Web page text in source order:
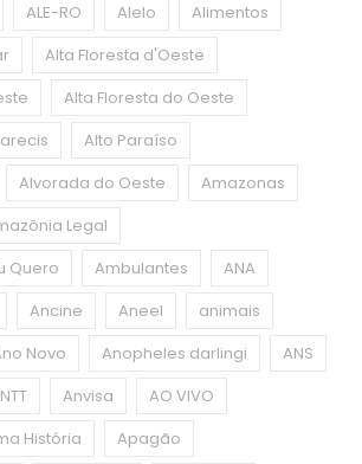
ALE-RO Alelo
Alimentos
Alta Floresta d'Oeste
Alta Floresta do Oeste
Alto Paraíso
Alvorada do Oeste
Amazonas
Legal
Quero
Ambulantes
ANA
Ancine Aneel
animais
Novo Anopheles darlingi
ANS
Anvisa
AO VIVO
História
Apagão